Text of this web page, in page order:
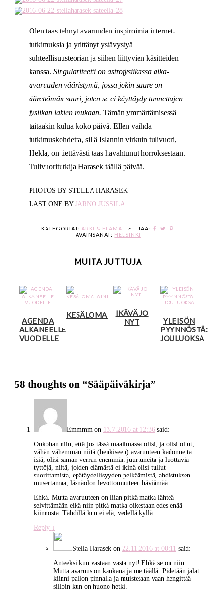
Olen taas tehnyt avaruuden inspiroimia internet-
tutkimuksia ja yrittänyt ystävystyä
suhteellisuusteorian ja siihen liittyvien käsitteiden
kanssa. Singulariteetti on astrofysiikassa aika-
avaruuden vääristymä, jossa jokin suure on
äärettömän suuri, joten se ei käyttäydy tunnettujen
fysiikan lakien mukaan. Tämän ymmärtämisessä
taitaakin kulua koko päivä. Ellen vaihda
tutkimuskohdetta, sillä Islannin virkuin tulivuori,
Hekla, on tiettävästi taas havahtunut horroksestaan.
Tulivuoritutkija Harasek täällä päivää.
PHOTOS BY STELLA HARASEK
LAST ONE BY JARNO JUSSILA
KATEGORIAT: ARKI & ELÄMÄ ~
JAA:
AVAINSANAT: HELSINKI
MUITA JUTTUJA
AGENDA
ALKANEELLE
VUODELLE
KESÄLOMALAINEN
IKÄVÄ JO
NYT
YLEISÖN
PYYNNÖSTÄ:
JOULUOKSA
58 thoughts on “Sääpäiväkirja”
Emmmmon 13.7.2016 at 12:36 said:
Onkohan niin, että jos tässä maailmassa olisi, ja olisi ollut,
vähän vähemmän niitä (henkiseen) avaruuteen kadonneita
isiä, olisi saman verran enemmän juurtuneita ja luottavia
tyttöjä, niitä, joiden elämästä ei ikinä olisi tullut
suorittamista, epätäydellisyyden pelkäämistä, ahdistuksen
musertamaa, läsnäolon levottomuuteen häviämää.
Ehkä. Mutta avaruuteen on liian pitkä matka lähteä
selvittämään eikä niin pitkä matka oikestaan edes enää
kiinnosta. Tähdillä kun ei elä, vedellä kyllä.
Reply ↓
Stella Harasekon 22.11.2016 at 00:11 said:
Anteeksi kun vastaan vasta nyt! Ehkä se on niin.
Mutta avaruus on kaukana ja me täällä. Pidetään jalat
kiinni pallon pinnalla ja muistetaan vaan hengittää
silloin kun on huono hetki.